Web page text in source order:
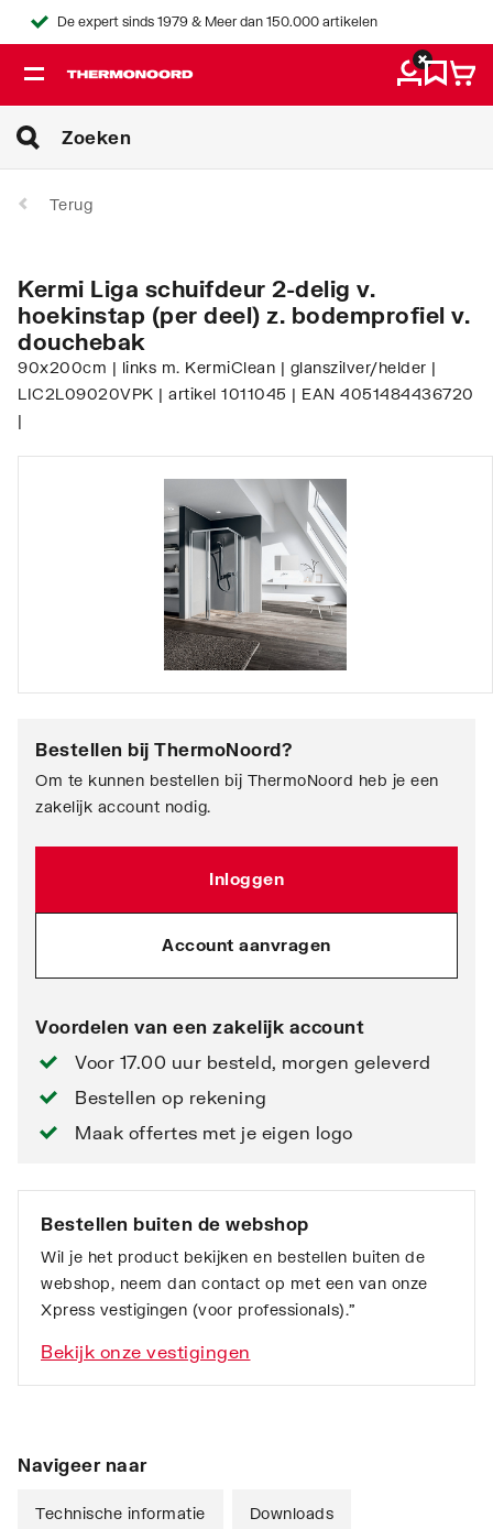
De expert sinds 1979 & Meer dan 150.000 artikelen
Terug
Kermi Liga schuifdeur 2-delig v.
hoekinstap (per deel) z. bodemprofiel v.
douchebak
90x200cm | links m. KermiClean | glanszilver/helder |
LIC2L09020VPK | artikel 1011045 | EAN 4051484436720
|
Bestellen bij ThermoNoord?
Om te kunnen bestellen bij ThermoNoord heb je een
zakelijk account nodig.
Inloggen
Account aanvragen
Voordelen van een zakelijk account
Voor 17.00 uur besteld, morgen geleverd
Bestellen op rekening
Maak offertes met je eigen logo
Bestellen buiten de webshop
Wil je het product bekijken en bestellen buiten de
webshop, neem dan contact op met een van onze
Xpress vestigingen (voor professionals).”
Bekijk onze vestigingen
Navigeer naar
Technische informatie Downloads